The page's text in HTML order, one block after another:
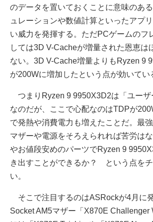
のデータを置いておくことに意味のあ
ュレーションや数値計算といったアプ
い威力を発揮する。ただPCゲームのフ
しては3D V-Cacheが増量された恩恵は
ない。3D V-Cache増量よりもRyzen 9
が200Wに増加したという点が効いてい
つまりRyzen 9 9950X3D2は「ユーザ
なのだが、ここで心配なのはTDPが
で発熱や消費電力も増えたことだ。最
マザーや電源をそろえられれば苦労は
やお値段安めのパーツでRyzen 9
き出すことができるか？ という点を
い。
そこで注目するのはASRockが4月に
Socket AM5マザー「X870E Challenger